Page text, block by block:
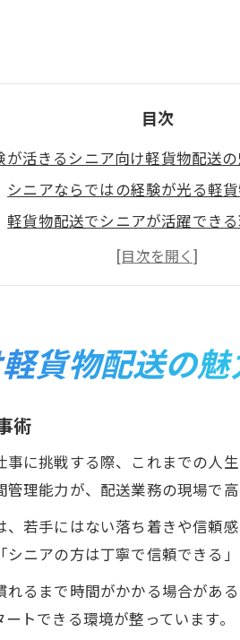
目次
が活きるシニア向け軽貨物配送
シニアならではの経験が光る軽
軽貨物配送でシニアが活躍でき
シニア世代の強みを活かす軽貨物
未経験から始めるシニア軽貨物
な働き方を叶えるシニアの軽貨物
シニアが選ぶ軽貨物配送の柔軟な
シニア世代が求める軽貨物配送の
希望に合わせやすいシニア軽貨
軽貨物配送でシニアのライフス
維持しながら稼ぐ軽貨物配送の
シニアが健康を保つ軽貨物配送
無理なく続けるシニア向け軽貨物
軽貨物配送でシニアの健康と収入
貨物配送の魅
術
に挑戦する際、これまでの人
理能力が、配送業務の現場で
若手にはない落ち着きや信頼
ニアの方は丁寧で信頼できる」
るまで時間がかかる場合があ
トできる環境が整っています。